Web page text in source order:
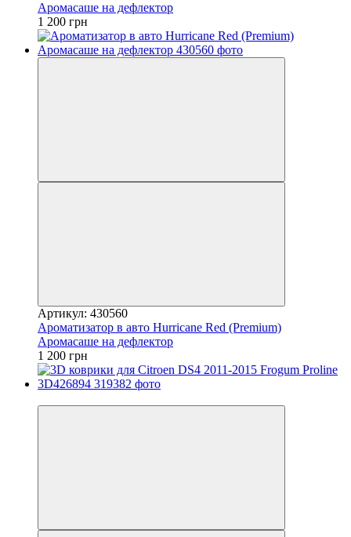
Аромасаше на дефлектор
1 200 грн
Артикул: 430560
Ароматизатор в авто Hurricane Red (Premium)
Аромасаше на дефлектор
1 200 грн